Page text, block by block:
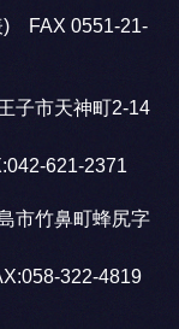
) FAX 0551-21-
子市天神町2-14
621-2371
市竹鼻町蜂尻字
322-4819